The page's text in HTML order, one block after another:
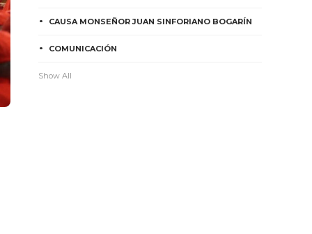
CAUSA MONSEÑOR JUAN SINFORIANO BOGARÍN
COMUNICACIÓN
Show All